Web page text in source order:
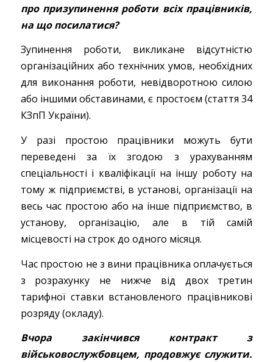
про призупинення роботи всіх працівників,
на що посилатися?
Зупинення роботи, викликане відсутністю
організаційних або технічних умов, необхідних
для виконання роботи, невідворотною силою
або іншими обставинами, є простоєм (стаття 34
КЗпП України).
У разі простою працівники можуть бути
переведені за їх згодою з урахуванням
спеціальності і кваліфікації на іншу роботу на
тому ж підприємстві, в установі, організації на
весь час простою або на інше підприємство, в
установу, організацію, але в тій самій
місцевості на строк до одного місяця.
Час простою не з вини працівника оплачується
з розрахунку не нижче від двох третин
тарифної ставки встановленого працівникові
розряду (окладу).
Вчора закінчився контракт з
військовослужбовцем, продовжує служити.